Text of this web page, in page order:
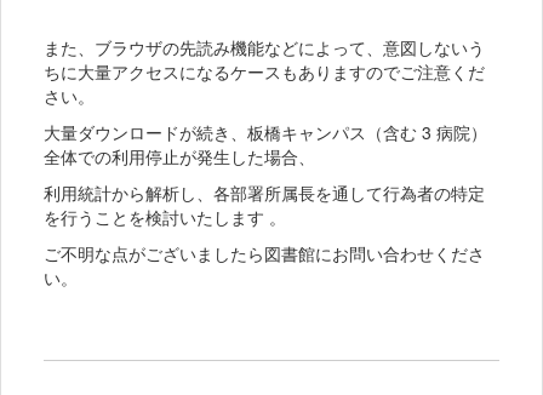
また、ブラウザの先読み機能などによって、意図しないう
ちに大量アクセスになるケースもありますのでご注意くだ
さい。
大量ダウンロードが続き、板橋キャンパス（含む 3 病院）
全体での利用停止が発生した場合、
利用統計から解析し、各部署所属長を通して行為者の特定
を行うことを検討いたします 。
ご不明な点がございましたら図書館にお問い合わせくださ
い。